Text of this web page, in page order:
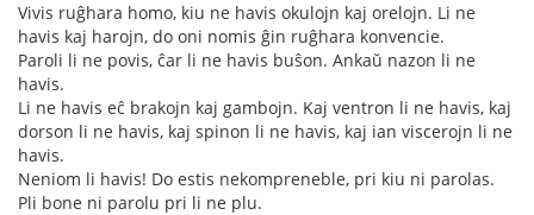
Vivis ruĝhara homo, kiu ne havis okulojn kaj orelojn. Li ne
havis kaj harojn, do oni nomis ĝin ruĝhara konvencie.
Paroli li ne povis, ĉar li ne havis buŝon. Ankaŭ nazon li ne
havis.
Li ne havis eĉ brakojn kaj gambojn. Kaj ventron li ne havis, kaj
dorson li ne havis, kaj spinon li ne havis, kaj ian viscerojn li ne
havis.
Neniom li havis! Do estis nekompreneble, pri kiu ni parolas.
Pli bone ni parolu pri li ne plu.